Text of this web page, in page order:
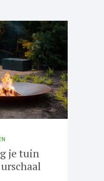
je tuin